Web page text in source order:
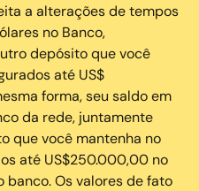
a alterações de tempos
no Banco,
depósito que você
até US$
forma, seu saldo em
da rede, juntamente
que você mantenha no
até US$250.000,00 no
Os valores de fato